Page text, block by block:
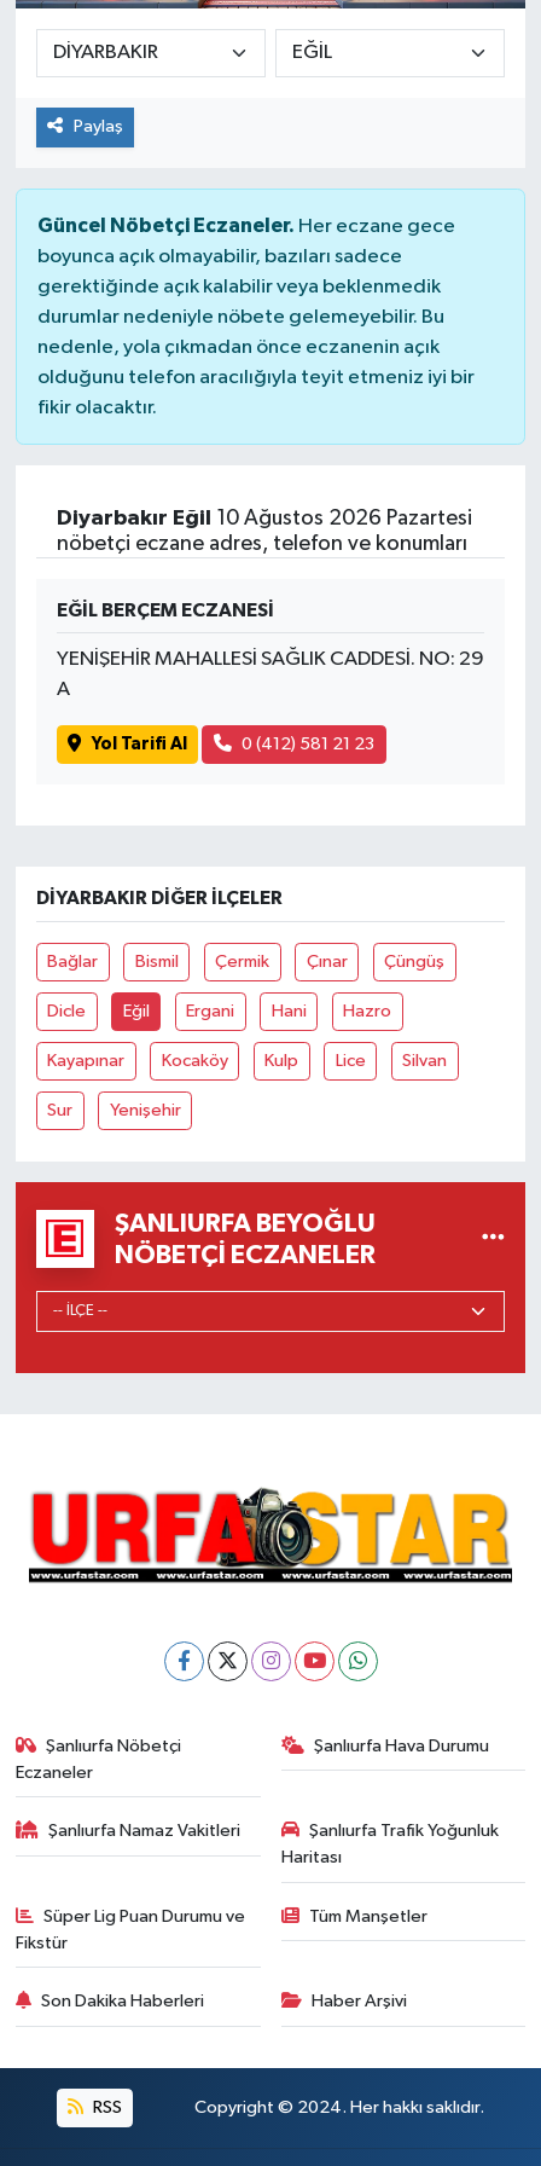
Paylaş
Güncel Nöbetçi Eczaneler. Her eczane gece
boyunca açık olmayabilir, bazıları sadece
gerektiğinde açık kalabilir veya beklenmedik
durumlar nedeniyle nöbete gelemeyebilir. Bu
nedenle, yola çıkmadan önce eczanenin açık
olduğunu telefon aracılığıyla teyit etmeniz iyi bir
fikir olacaktır.
Diyarbakır Eğil
10 Ağustos 2026 Pazartesi
nöbetçi eczane adres, telefon ve konumları
EĞİL BERÇEM ECZANESİ
YENİŞEHİR MAHALLESİ SAĞLIK CADDESİ. NO: 29
A
Yol Tarifi Al 0 (412) 581 21 23
DIYARBAKIR DIĞER İLÇELER
Bağlar Bismil Çermik Çınar Çüngüş
Dicle Eğil Ergani Hani Hazro
Kayapınar Kocaköy Kulp Lice Silvan
Sur Yenişehir
ŞANLIURFA BEYOĞLU
NÖBETÇI ECZANELER
Şanlıurfa Nöbetçi
Eczaneler
Şanlıurfa Hava Durumu
Şanlıurfa Namaz Vakitleri
Şanlıurfa Trafik Yoğunluk
Haritası
Süper Lig Puan Durumu ve
Fikstür
Tüm Manşetler
Son Dakika Haberleri Haber Arşivi
RSS Copyright © 2024. Her hakkı saklıdır.